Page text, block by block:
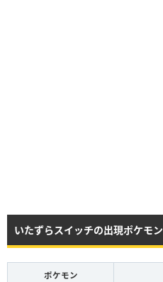
いたずらスイッチの出現ポケモン
ポケモン